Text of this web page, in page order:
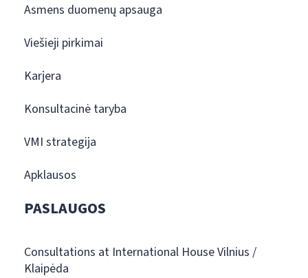
Asmens duomenų apsauga
Viešieji pirkimai
Karjera
Konsultacinė taryba
VMI strategija
Apklausos
PASLAUGOS
Consultations at International House Vilnius /
Klaipėda